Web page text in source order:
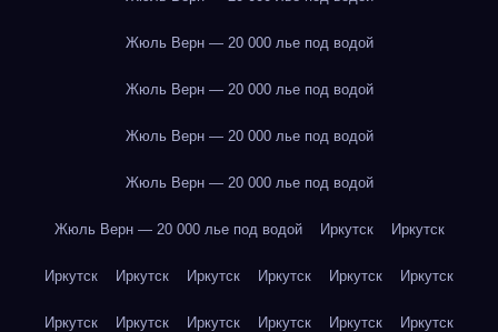
Жюль Верн — 20 000 лье под водой
Жюль Верн — 20 000 лье под водой
Жюль Верн — 20 000 лье под водой
Жюль Верн — 20 000 лье под водой
Жюль Верн — 20 000 лье под водой Иркутск Иркутск
Иркутск Иркутск Иркутск Иркутск Иркутск Иркутск
Иркутск Иркутск Иркутск Иркутск Иркутск Иркутск